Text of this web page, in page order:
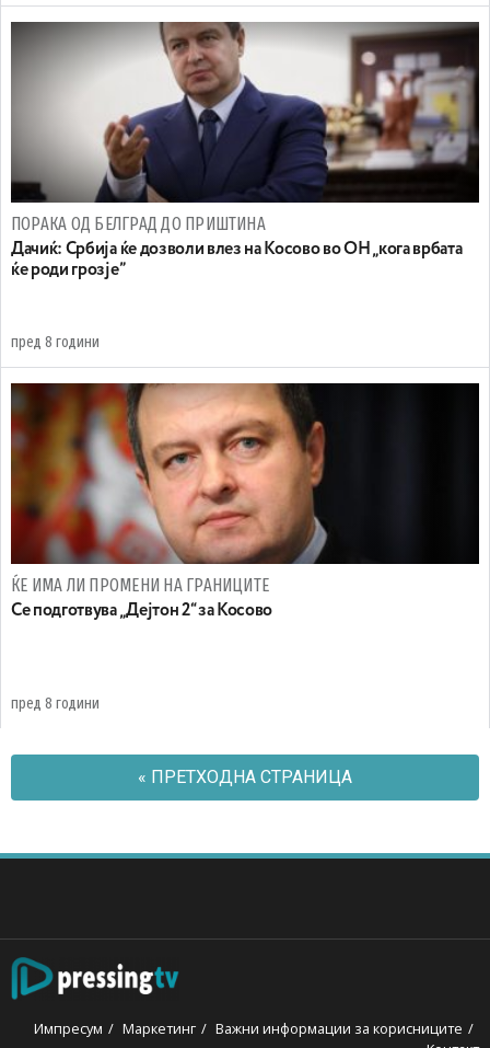
ПОРАКА ОД БЕЛГРАД ДО ПРИШТИНА
Дачиќ: Србија ќе дозволи влез на Косово во ОН „кога врбата
ќе роди грозје”
пред 8 години
ЌЕ ИМА ЛИ ПРОМЕНИ НА ГРАНИЦИТЕ
Се подготвува „Дејтон 2“ за Косово
пред 8 години
« ПРЕТХОДНА СТРАНИЦА
Импресум Маркетинг
Важни информации за корисниците